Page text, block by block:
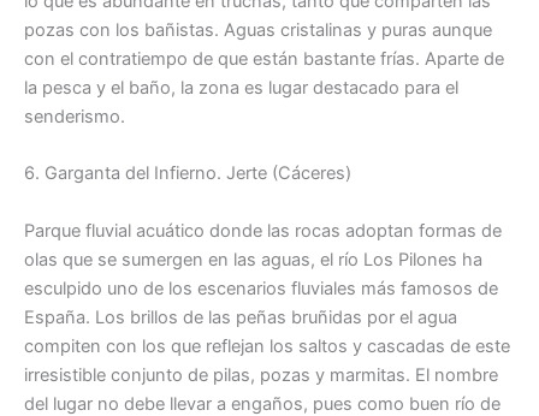
pozas con los bañistas. Aguas cristalinas y puras aunque
con el contratiempo de que están bastante frías. Aparte de
la pesca y el baño, la zona es lugar destacado para el
senderismo.
6. Garganta del Infierno. Jerte (Cáceres)
Parque fluvial acuático donde las rocas adoptan formas de
olas que se sumergen en las aguas, el río Los Pilones ha
esculpido uno de los escenarios fluviales más famosos de
España. Los brillos de las peñas bruñidas por el agua
compiten con los que reflejan los saltos y cascadas de este
irresistible conjunto de pilas, pozas y marmitas. El nombre
del lugar no debe llevar a engaños, pues como buen río de